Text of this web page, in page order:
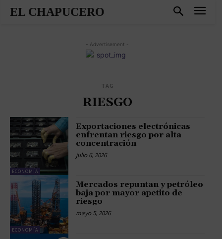
EL CHAPUCERO
- Advertisement -
TAG
RIESGO
ECONOMÍA
Exportaciones electrónicas
enfrentan riesgo por alta
concentración
julio 6, 2026
ECONOMÍA
Mercados repuntan y petróleo
baja por mayor apetito de
riesgo
mayo 5, 2026